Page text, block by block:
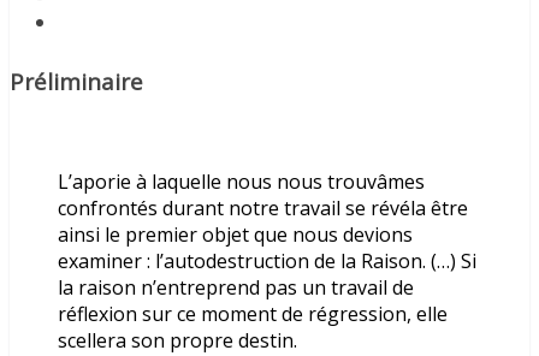
Préliminaire
L’aporie à laquelle nous nous trouvâmes
confrontés durant notre travail se révéla être
ainsi le premier objet que nous devions
examiner : l’autodestruction de la Raison. (…) Si
la raison n’entreprend pas un travail de
réflexion sur ce moment de régression, elle
scellera son propre destin.